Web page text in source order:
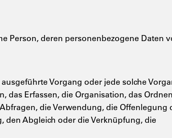
Person, deren personenbezogene Daten
Vorgang oder jede solche
das Erfassen, die Organisation, das
die Verwendung, die Offenlegung
den Abgleich oder die Verknüpfung, die